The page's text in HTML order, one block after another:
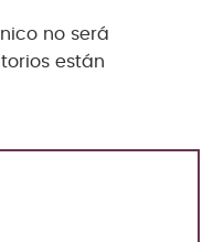
no será
están